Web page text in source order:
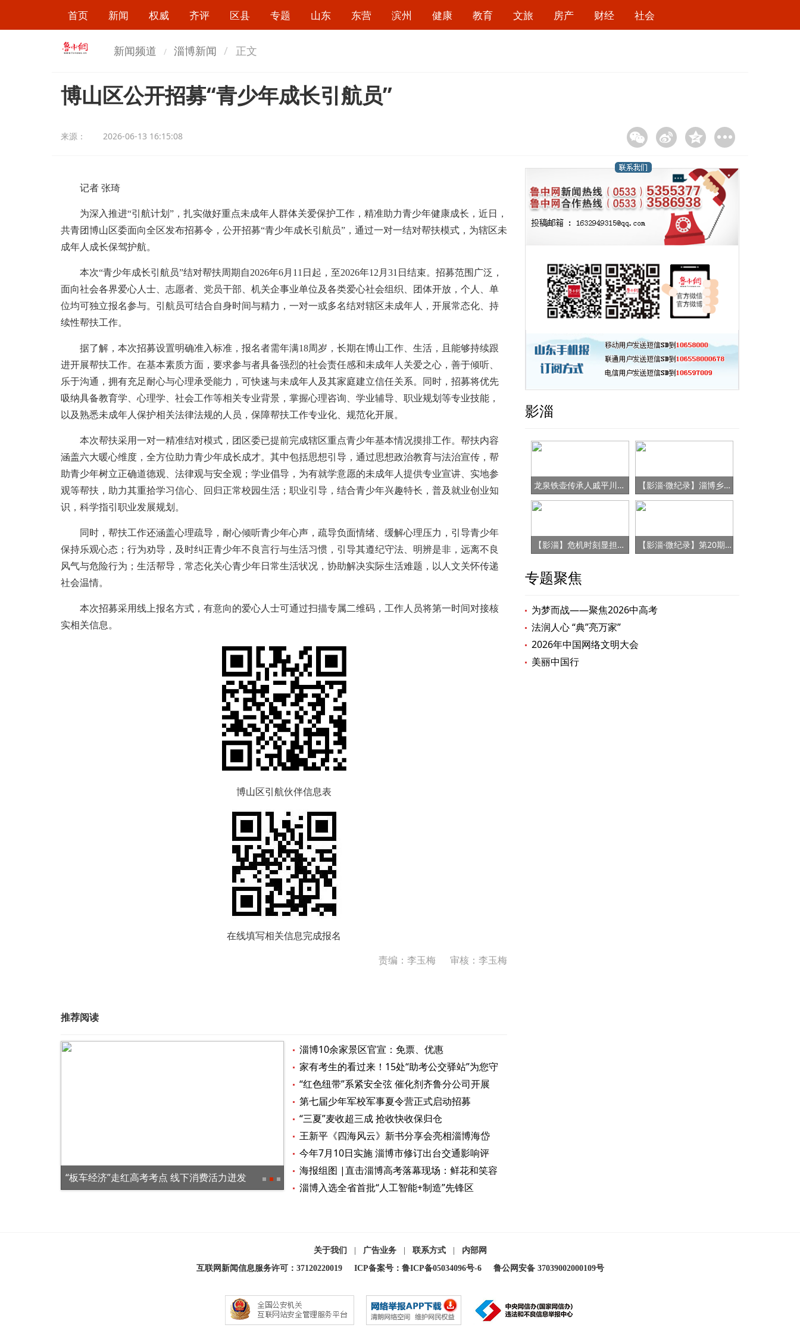
首页 新闻 权威 齐评 区县 专题 山东 东营 滨州 健康 教育 文旅 房产 财经 社会
新闻频道 淄博新闻 正文
博山区公开招募“青少年成长引航员”
来源： 2026-06-13 16:15:08
记者 张琦
为深入推进“引航计划”，扎实做好重点未成年人群体关爱保护工作，精准助力青少年健康成长，近日，
共青团博山区委面向全区发布招募令，公开招募“青少年成长引航员”，通过一对一结对帮扶模式，为辖区未
成年人成长保驾护航。
本次“青少年成长引航员”结对帮扶周期自2026年6月11日起，至2026年12月31日结束。招募范围广泛，
面向社会各界爱心人士、志愿者、党员干部、机关企事业单位及各类爱心社会组织、团体开放，个人、单
位均可独立报名参与。引航员可结合自身时间与精力，一对一或多名结对辖区未成年人，开展常态化、持
续性帮扶工作。
据了解，本次招募设置明确准入标准，报名者需年满18周岁，长期在博山工作、生活，且能够持续跟
进开展帮扶工作。在基本素质方面，要求参与者具备强烈的社会责任感和未成年人关爱之心，善于倾听、
乐于沟通，拥有充足耐心与心理承受能力，可快速与未成年人及其家庭建立信任关系。同时，招募将优先
吸纳具备教育学、心理学、社会工作等相关专业背景，掌握心理咨询、学业辅导、职业规划等专业技能，
以及熟悉未成年人保护相关法律法规的人员，保障帮扶工作专业化、规范化开展。
本次帮扶采用一对一精准结对模式，团区委已提前完成辖区重点青少年基本情况摸排工作。帮扶内容
涵盖六大暖心维度，全方位助力青少年成长成才。其中包括思想引导，通过思想政治教育与法治宣传，帮
助青少年树立正确道德观、法律观与安全观；学业倡导，为有就学意愿的未成年人提供专业宣讲、实地参
观等帮扶，助力其重拾学习信心、回归正常校园生活；职业引导，结合青少年兴趣特长，普及就业创业知
识，科学指引职业发展规划。
同时，帮扶工作还涵盖心理疏导，耐心倾听青少年心声，疏导负面情绪、缓解心理压力，引导青少年
保持乐观心态；行为劝导，及时纠正青少年不良言行与生活习惯，引导其遵纪守法、明辨是非，远离不良
风气与危险行为；生活帮导，常态化关心青少年日常生活状况，协助解决实际生活难题，以人文关怀传递
社会温情。
本次招募采用线上报名方式，有意向的爱心人士可通过扫描专属二维码，工作人员将第一时间对接核
实相关信息。
博山区引航伙伴信息表
在线填写相关信息完成报名
责编：李玉梅 审核：李玉梅
推荐阅读
“板车经济”走红高考考点 线下消费活力迸发 海报图品 | 文明护考，“静”候佳音
淄博10余家景区官宣：免票、优惠
家有考生的看过来！15处“助考公交驿站”为您守
候
“红色纽带”系紧安全弦 催化剂齐鲁分公司开展
党支部与承包商安全生产结对共学
第七届少年军校军事夏令营正式启动招募
“三夏”麦收超三成 抢收快收保归仓
王新平《四海风云》新书分享会亮相淄博海岱
楼钟书阁
今年7月10日实施 淄博市修订出台交通影响评
价新规
海报组图 |直击淄博高考落幕现场：鲜花和笑容
在场外守候
淄博入选全省首批“人工智能+制造”先锋区
影淄
龙泉铁壶传承人戚平川的“守艺”之路 【影淄·微纪录】淄博乡村女书记的“变形记”
【影淄】危机时刻显担当 赤胆忠心保健康 【影淄·微纪录】第20期：战“疫”老将刘景春
专题聚焦
为梦而战——聚焦2026中高考
法润人心 “典”亮万家”
2026年中国网络文明大会
美丽中国行
关于我们 广告业务 联系方式
内部网
互联网新闻信息服务许可：37120220019
ICP备案号：鲁ICP备05034096号-6 鲁公网安备 37039002000109号